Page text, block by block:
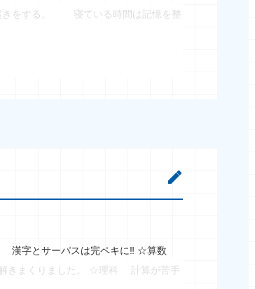
きをする。 寝ている時間は記憶を整
漢字とサーパスは完ペキに‼ ☆算数
解きまくりました。 ☆理科 計算が苦手